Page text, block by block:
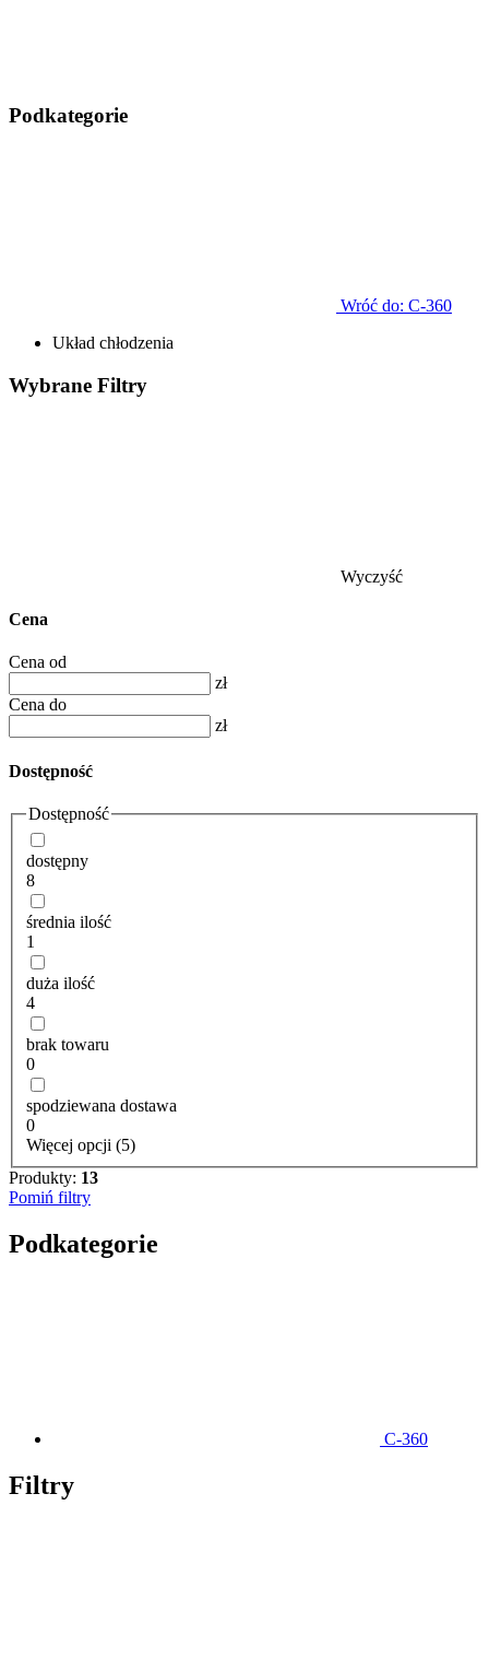
Podkategorie
Wróć do: C-360
Układ chłodzenia
Wybrane Filtry
Wyczyść
Cena
Cena od
zł
Cena do
zł
Dostępność
Dostępność
dostępny
8
średnia ilość
1
duża ilość
4
brak towaru
0
spodziewana dostawa
0
Więcej opcji (5)
Produkty: 13
Pomiń filtry
Podkategorie
C-360
Filtry